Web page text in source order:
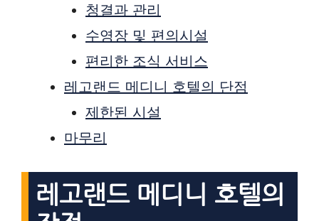
청결과 관리
수영장 및 편의시설
편리한 조식 서비스
레고랜드 메디니 호텔의 단점
제한된 시설
마무리
레고랜드 메디니 호텔의